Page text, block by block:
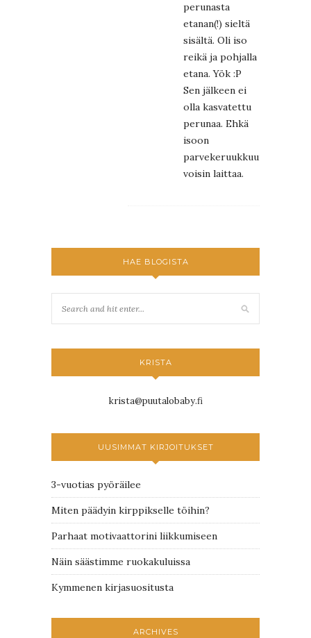
perunasta
etanan(!) sieltä
sisältä. Oli iso
reikä ja pohjalla
etana. Yök :P
Sen jälkeen ei
olla kasvatettu
perunaa. Ehkä
isoon
parvekeruukkuun
voisin laittaa.
HAE BLOGISTA
KRISTA
krista@puutalobaby.fi
UUSIMMAT KIRJOITUKSET
3-vuotias pyöräilee
Miten päädyin kirppikselle töihin?
Parhaat motivaattorini liikkumiseen
Näin säästimme ruokakuluissa
Kymmenen kirjasuositusta
ARCHIVES